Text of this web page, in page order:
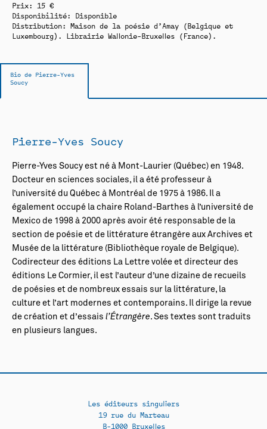
Prix: 15 €
Disponibilité:
Disponible
Distribution: Maison de la poésie d’Amay (Belgique et
Luxembourg). Librairie Wallonie-Bruxelles (France).
Bio de Pierre-Yves
Soucy
Pierre-Yves Soucy
Pierre-Yves Soucy est né à Mont-Laurier (Québec) en 1948.
Docteur en sciences sociales, il a été professeur à
l’université du Québec à Montréal de 1975 à 1986. Il a
également occupé la chaire Roland-Barthes à l’université de
Mexico de 1998 à 2000 après avoir été responsable de la
section de poésie et de littérature étrangère aux Archives et
Musée de la littérature (Bibliothèque royale de Belgique).
Codirecteur des éditions La Lettre volée et directeur des
éditions Le Cormier, il est l’auteur d’une dizaine de recueils
de poésies et de nombreux essais sur la littérature, la
culture et l’art modernes et contemporains. Il dirige la revue
de création et d’essais l’Étrangère. Ses textes sont traduits
en plusieurs langues.
Les éditeurs singuliers
19 rue du Marteau
B-1000 Bruxelles